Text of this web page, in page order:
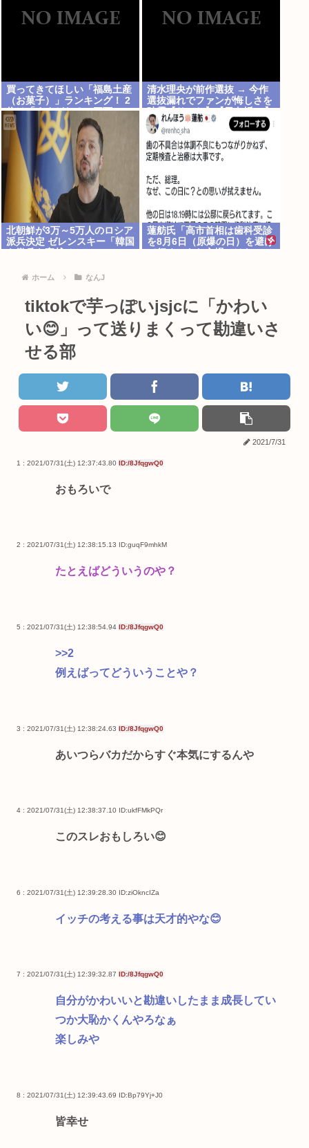
買ってきてほしい「福島土産
（お菓子）」ランキング！ 2
位は「ままどおる（三万
石）」、1位は？
清水理央が前作選抜 → 今作
選抜漏れでファンが悔しさを
吐露【りーお】【日向坂46】
北朝鮮が3万～5万人のロシア
派兵決定 ゼレンスキー「韓国
蓮舫氏「高市首相は歯科受診
を8月6日（原爆の日）を避け
ホーム なんJ
tiktokで芋っぽいjsjcに「かわい
い😊」って送りまくって勘違いさ
せる部
2021/7/31
1 : 2021/07/31(土) 12:37:43.80 ID:/8JfqgwQ0
おもろいで
2 : 2021/07/31(土) 12:38:15.13 ID:guqF9mhkM
たとえばどういうのや？
5 : 2021/07/31(土) 12:38:54.94 ID:/8JfqgwQ0
>>2
例えばってどういうことや？
3 : 2021/07/31(土) 12:38:24.63 ID:/8JfqgwQ0
あいつらバカだからすぐ本気にするんや
4 : 2021/07/31(土) 12:38:37.10 ID:ukfFMkPQr
このスレおもしろい😊
6 : 2021/07/31(土) 12:39:28.30 ID:ziOkncIZa
イッチの考える事は天才的やな😊
7 : 2021/07/31(土) 12:39:32.87 ID:/8JfqgwQ0
自分がかわいいと勘違いしたまま成長してい
つか大恥かくんやろなぁ
楽しみや
8 : 2021/07/31(土) 12:39:43.69 ID:Bp79Yj+J0
皆幸せ